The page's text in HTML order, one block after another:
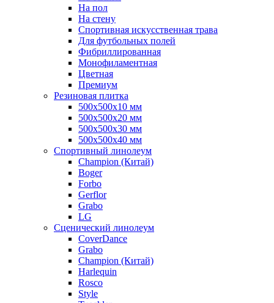
На пол
На стену
Спортивная искусственная трава
Для футбольных полей
Фибриллированная
Монофиламентная
Цветная
Премиум
Резиновая плитка
500х500х10 мм
500х500х20 мм
500х500х30 мм
500х500х40 мм
Спортивный линолеум
Champion (Китай)
Boger
Forbo
Gerflor
Grabo
LG
Сценический линолеум
CoverDance
Grabo
Champion (Китай)
Harlequin
Rosco
Style